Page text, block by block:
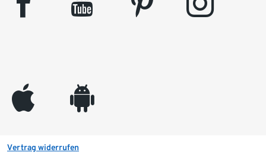
appleinc android
Vertrag widerrufen